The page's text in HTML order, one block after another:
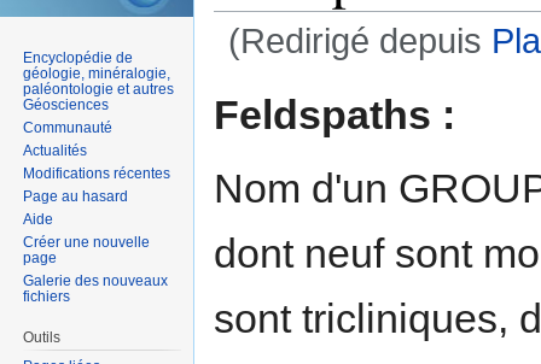
(Redirigé depuis
Feldspaths :
Nom d'un
dont neuf sont
sont tricliniques,
Encyclopédie de
géologie, minéralogie,
paléontologie et autres
Géosciences
Communauté
Actualités
Modifications récentes
Page au hasard
Aide
Créer une nouvelle
page
Galerie des nouveaux
fichiers
Outils